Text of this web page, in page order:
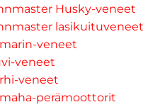
Husky-veneet
lasikuituveneet
veneet
veneet
veneet
perämoottorit